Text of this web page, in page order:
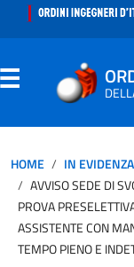
SEGRETERIA
ISCRITTO
HOME
IN EVIDENZA
AVVISO SEDE DI
PROVA
ASSISTENTE CON
TEMPO PIENO E